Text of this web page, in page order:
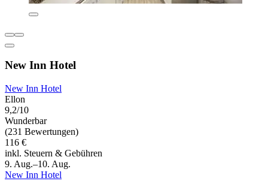
New Inn Hotel
New Inn Hotel
Ellon
9,2/10
Wunderbar
(231 Bewertungen)
116 €
inkl. Steuern & Gebühren
9. Aug.–10. Aug.
New Inn Hotel